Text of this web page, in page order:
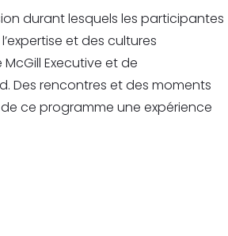
durant lesquels les participantes
et des cultures
Executive et de
Des rencontres et des moments
ce programme une expérience